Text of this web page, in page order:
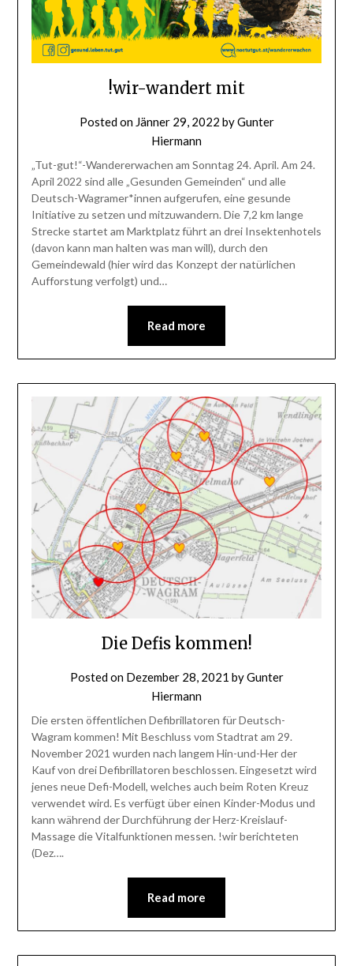
!wir-wandert mit
Posted on Jänner 29, 2022 byGunter
Hiermann
„Tut-gut!“-Wandererwachen am Sonntag 24. April. Am 24.
April 2022 sind alle „Gesunden Gemeinden“ und alle
Deutsch-Wagramer*innen aufgerufen, eine gesunde
Initiative zu setzen und mitzuwandern. Die 7,2 km lange
Strecke startet am Marktplatz führt an drei Insektenhotels
(davon kann man halten was man will), durch den
Gemeindewald (hier wird das Konzept der natürlichen
Aufforstung verfolgt) und…
Read more
Die Defis kommen!
Posted on Dezember 28, 2021 byGunter
Hiermann
Die ersten öffentlichen Defibrillatoren für Deutsch-
Wagram kommen! Mit Beschluss vom Stadtrat am 29.
November 2021 wurden nach langem Hin-und-Her der
Kauf von drei Defibrillatoren beschlossen. Eingesetzt wird
jenes neue Defi-Modell, welches auch beim Roten Kreuz
verwendet wird. Es verfügt über einen Kinder-Modus und
kann während der Durchführung der Herz-Kreislauf-
Massage die Vitalfunktionen messen. !wir berichteten
(Dez….
Read more